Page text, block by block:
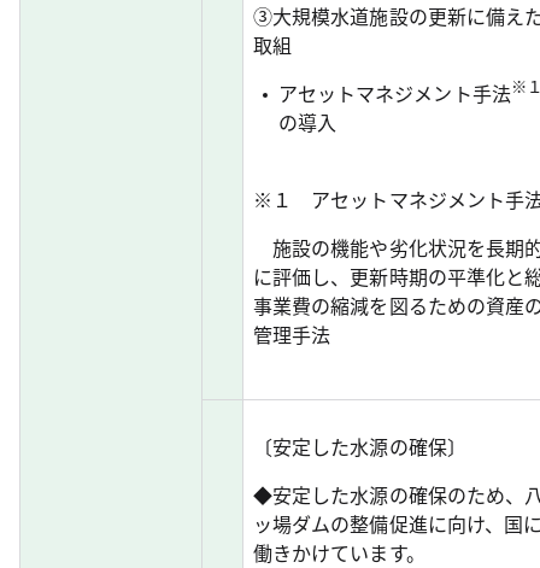
③大規模水道施設の更新に備え
取組
アセットマネジメント手法※
の導入
※１ アセットマネジメント手
施設の機能や劣化状況を長期
に評価し、更新時期の平準化と
事業費の縮減を図るための資産
管理手法
〔安定した水源の確保〕
◆安定した水源の確保のため、
ッ場ダムの整備促進に向け、国
働きかけています。